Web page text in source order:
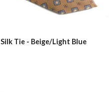
Tie - Beige/Light Blue